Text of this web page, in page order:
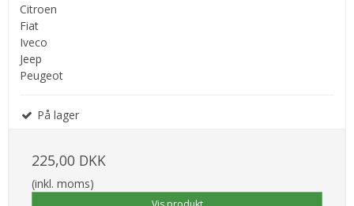
Citroen
Fiat
Iveco
Jeep
Peugeot
På lager
225,00 DKK
(inkl. moms)